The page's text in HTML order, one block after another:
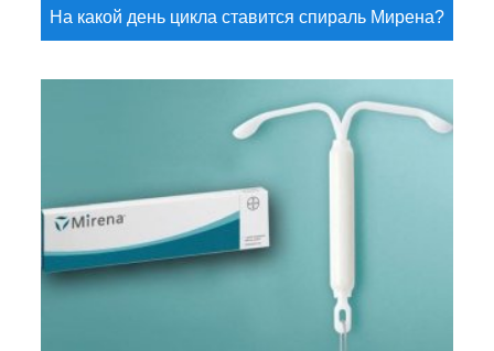
На какой день цикла ставится спираль Мирена?